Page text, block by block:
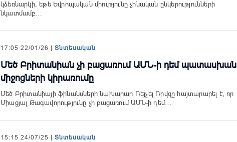
կձեռնարկի, եթե Եվրոպական միությունը չինական ընկերությունների
նկատմամբ…
17:05 22/01/26 | Տնտեսական
Մեծ Բրիտանիան չի բացառում ԱՄՆ-ի դեմ պատասխան
միջոցների կիրառումը
Մեծ Բրիտանիայի ֆինանսների նախարար Ռեյչել Ռիվզը հայտարարել է, որ
Միացյալ Թագավորությունը չի բացառում ԱՄՆ-ի դեմ…
15:15 24/07/25 | Տնտեսական